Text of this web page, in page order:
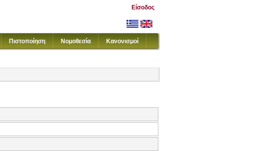
Είσοδος
Πιστοποίηση Νομοθεσία Κανονισμοί